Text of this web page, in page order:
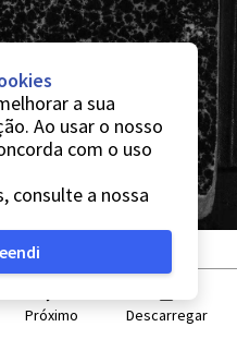
Próximo Descarregar
a sua
Ao usar o nosso
com o uso
consulte a nossa